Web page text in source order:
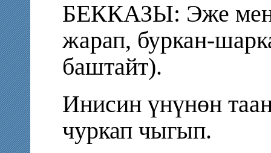
БЕККАЗЫ: Эже мен
жарап, буркан-
баштайт).
Инисин үнүнөн
чуркап чыгып.